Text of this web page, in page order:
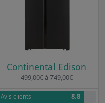
Continental Edison
499,00€ à 749,00€
Avis clients 8.8